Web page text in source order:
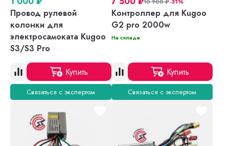
Провод рулевой
колонки для
электросамоката Kugoo
S3/S3 Pro
Купить
Связаться с экспертом
Контроллер для Kugoo
G2 pro 2000w
На складе
Купить
Связаться с экспертом